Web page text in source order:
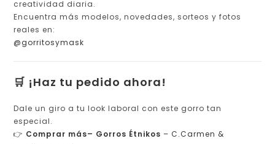
creatividad diaria.
Encuentra más modelos, novedades, sorteos y fotos
reales en:
@gorritosymask
🛒 ¡Haz tu pedido ahora!
Dale un giro a tu look laboral con este gorro tan
especial.
👉 Comprar más– Gorros Étnikos – C.Carmen &